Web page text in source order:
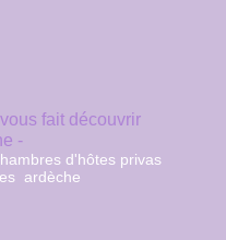
fait découvrir
-
d'hôtes privas
ardèche